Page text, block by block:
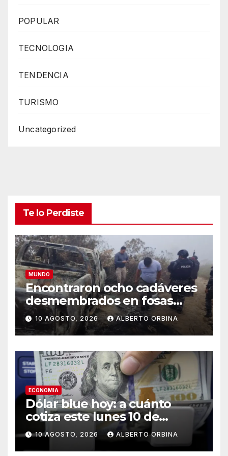
POPULAR
TECNOLOGIA
TENDENCIA
TURISMO
Uncategorized
Te lo Perdiste
MUNDO
Encontraron ocho cadáveres
desmembrados en fosas
clandestinas dentro de una
mina ilegal en Ecuador
10 AGOSTO, 2026 ALBERTO ORBINA
ECONOMIA
Dólar blue hoy: a cuánto
cotiza este lunes 10 de
agosto
10 AGOSTO, 2026 ALBERTO ORBINA